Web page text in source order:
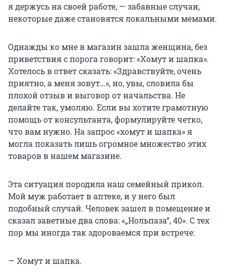
я держусь на своей работе, — забавные случаи,
некоторые даже становятся локальными мемами.
Однажды ко мне в магазин зашла женщина, без
приветствия с порога говорит: «Хомут и шапка».
Хотелось в ответ сказать: «Здравствуйте, очень
приятно, а меня зовут…», но, увы, словила бы
плохой отзыв и выговор от начальства. Не
делайте так, умоляю. Если вы хотите грамотную
помощь от консультанта, формулируйте четко,
что вам нужно. На запрос «хомут и шапка» я
могла показать лишь огромное множество этих
товаров в нашем магазине.
Эта ситуация породила наш семейный прикол.
Мой муж работает в аптеке, и у него был
подобный случай. Человек зашел в помещение и
сказал заветные два слова: «„Нольпаза“, 40». С тех
пор мы иногда так здороваемся при встрече:
— Хомут и шапка.